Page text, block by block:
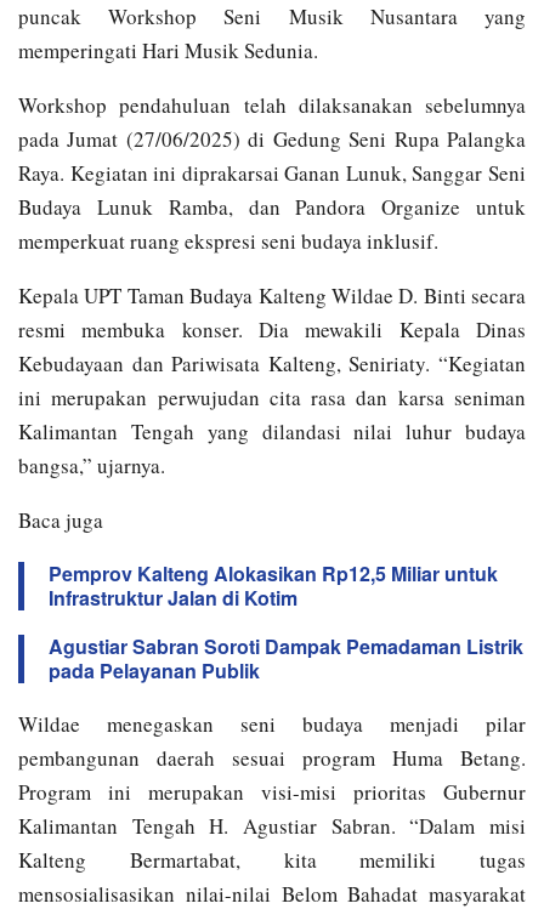
puncak Workshop Seni Musik Nusantara yang
memperingati Hari Musik Sedunia.
Workshop pendahuluan telah dilaksanakan sebelumnya
pada Jumat (27/06/2025) di Gedung Seni Rupa Palangka
Raya. Kegiatan ini diprakarsai Ganan Lunuk, Sanggar Seni
Budaya Lunuk Ramba, dan Pandora Organize untuk
memperkuat ruang ekspresi seni budaya inklusif.
Kepala UPT Taman Budaya Kalteng Wildae D. Binti secara
resmi membuka konser. Dia mewakili Kepala Dinas
Kebudayaan dan Pariwisata Kalteng, Seniriaty. “Kegiatan
ini merupakan perwujudan cita rasa dan karsa seniman
Kalimantan Tengah yang dilandasi nilai luhur budaya
bangsa,” ujarnya.
Baca juga
Pemprov Kalteng Alokasikan Rp12,5 Miliar untuk
Infrastruktur Jalan di Kotim
Agustiar Sabran Soroti Dampak Pemadaman Listrik
pada Pelayanan Publik
Wildae menegaskan seni budaya menjadi pilar
pembangunan daerah sesuai program Huma Betang.
Program ini merupakan visi-misi prioritas Gubernur
Kalimantan Tengah H. Agustiar Sabran. “Dalam misi
Kalteng Bermartabat, kita memiliki tugas
mensosialisasikan nilai-nilai Belom Bahadat masyarakat